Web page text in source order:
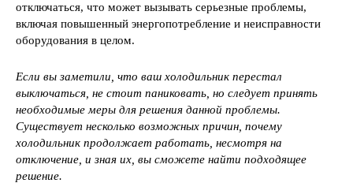
отключаться, что может вызывать серьезные проблемы,
включая повышенный энергопотребление и неисправности
оборудования в целом.
Если вы заметили, что ваш холодильник перестал
выключаться, не стоит паниковать, но следует принять
необходимые меры для решения данной проблемы.
Существует несколько возможных причин, почему
холодильник продолжает работать, несмотря на
отключение, и зная их, вы сможете найти подходящее
решение.